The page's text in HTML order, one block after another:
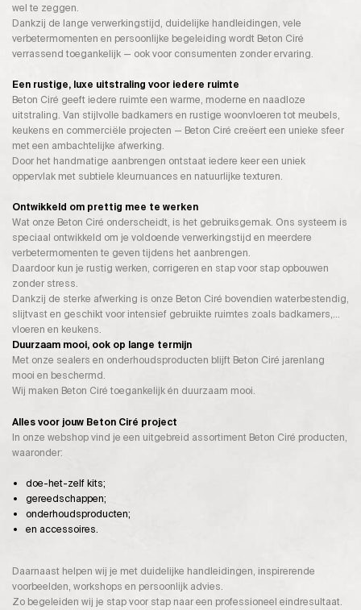
wel te zeggen.
Dankzij de lange verwerkingstijd, duidelijke handleidingen, vele
verbetermomenten en persoonlijke begeleiding wordt Beton Ciré
verrassend toegankelijk — ook voor consumenten zonder ervaring.
Een rustige, luxe uitstraling voor iedere ruimte
Beton Ciré geeft iedere ruimte een warme, moderne en naadloze
uitstraling. Van stijlvolle badkamers en rustige woonvloeren tot meubels,
keukens en commerciële projecten — Beton Ciré creëert een unieke sfeer
met een ambachtelijke afwerking.
Door het handmatige aanbrengen ontstaat iedere keer een uniek
oppervlak met subtiele kleurnuances en natuurlijke texturen.
Ontwikkeld om prettig mee te werken
Wat onze Beton Ciré onderscheidt, is het gebruiksgemak. Ons systeem is
speciaal ontwikkeld om je voldoende verwerkingstijd en meerdere
verbetermomenten te geven tijdens het aanbrengen.
Daardoor kun je rustig werken, corrigeren en stap voor stap opbouwen
zonder stress.
Dankzij de sterke afwerking is onze Beton Ciré bovendien waterbestendig,
slijtvast en geschikt voor intensief gebruikte ruimtes zoals badkamers,
vloeren en keukens.
Duurzaam mooi, ook op lange termijn
Met onze sealers en onderhoudsproducten blijft Beton Ciré jarenlang
mooi en beschermd.
Wij maken Beton Ciré toegankelijk én duurzaam mooi.
Alles voor jouw Beton Ciré project
In onze webshop vind je een uitgebreid assortiment Beton Ciré producten,
waaronder:
doe-het-zelf kits;
gereedschappen;
onderhoudsproducten;
en accessoires.
Daarnaast helpen wij je met duidelijke handleidingen, inspirerende
voorbeelden, workshops en persoonlijk advies.
Zo begeleiden wij je stap voor stap naar een professioneel eindresultaat.